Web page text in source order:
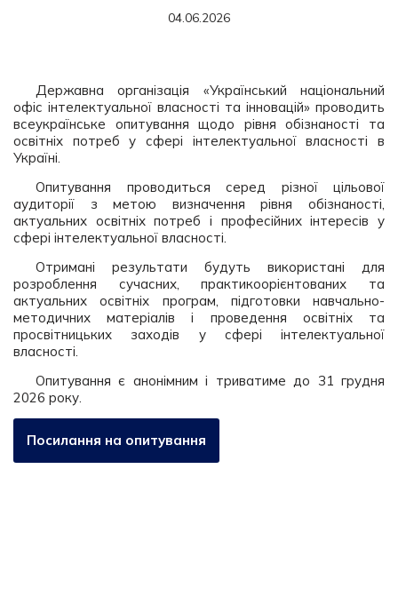
04.06.2026
Державна організація «Український національний
офіс інтелектуальної власності та інновацій» проводить
всеукраїнське опитування щодо рівня обізнаності та
освітніх потреб у сфері інтелектуальної власності в
Україні.
Опитування проводиться серед різної цільової
аудиторії з метою визначення рівня обізнаності,
актуальних освітніх потреб і професійних інтересів у
сфері інтелектуальної власності.
Отримані результати будуть використані для
розроблення сучасних, практикоорієнтованих та
актуальних освітніх програм, підготовки навчально-
методичних матеріалів і проведення освітніх та
просвітницьких заходів у сфері інтелектуальної
власності.
Опитування є анонімним і триватиме до 31 грудня
2026 року.
Посилання на опитування